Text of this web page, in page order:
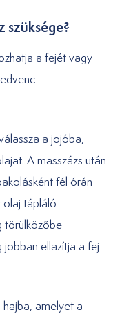
szüksége?
a fejét vagy
a jojóba,
A masszázs után
fél órán
olaj tápláló
törülközőbe
ellazítja a fej
hajba, amelyet a